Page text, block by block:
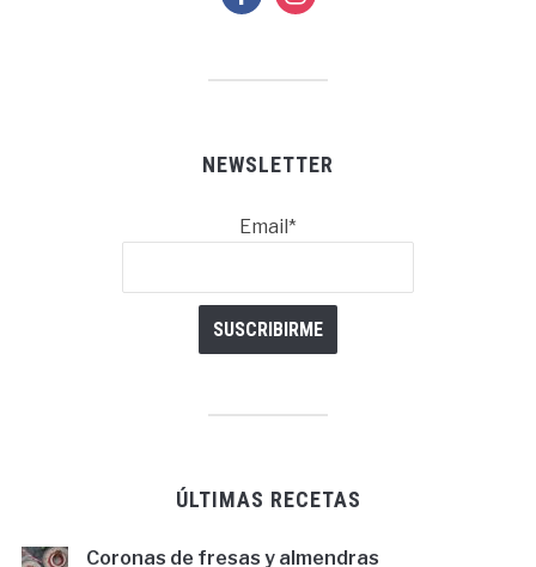
NEWSLETTER
Email*
ÚLTIMAS RECETAS
Coronas de fresas y almendras